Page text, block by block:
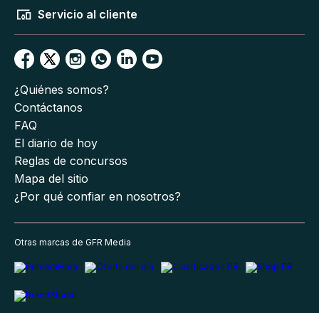
Servicio al cliente
¿Quiénes somos?
Contáctanos
FAQ
El diario de hoy
Reglas de concursos
Mapa del sitio
¿Por qué confiar en nosotros?
Otras marcas de GFR Media